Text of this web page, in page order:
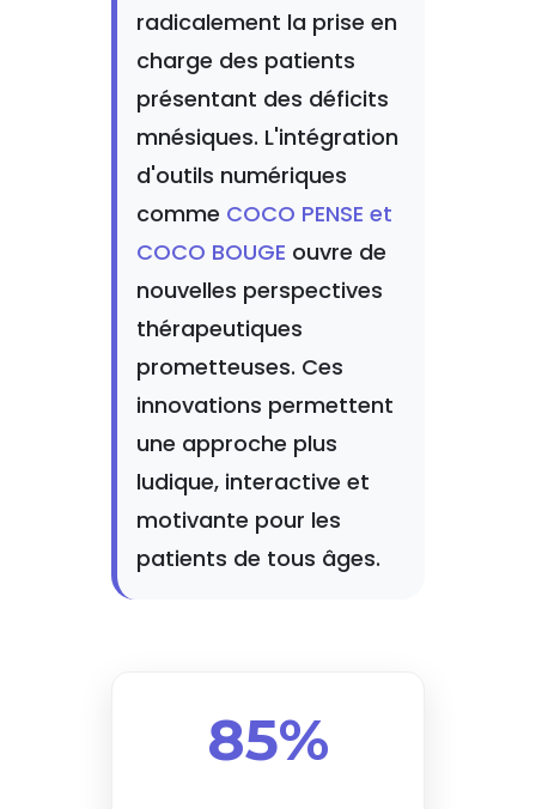
radicalement la prise en
charge des patients
présentant des déficits
mnésiques. L'intégration
d'outils numériques
comme COCO PENSE et
COCO BOUGE ouvre de
nouvelles perspectives
thérapeutiques
prometteuses. Ces
innovations permettent
une approche plus
ludique, interactive et
motivante pour les
patients de tous âges.
85%